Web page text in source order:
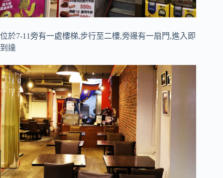
位於7-11旁有一處樓梯,步行至二樓,旁邊有一扇門,進入即
到達